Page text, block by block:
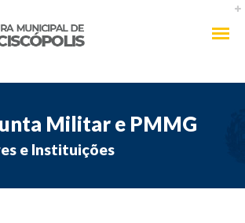
Militar e PMMG
e Instituições